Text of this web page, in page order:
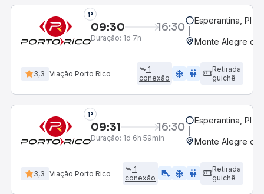
1°
09:30 16:30
Duração: 1d 7h
Esperantina, PI
Monte Alegre do
3,3 Viação Porto Rico
1
conexão
ac_unit wc
Retirada
guichê
1°
09:31 16:30
Duração: 1d 6h 59min
Esperantina, PI
Monte Alegre do
3,3 Viação Porto Rico
1
conexão
airline_seat_legroom_extra ac_unit wc
Retirada
guichê